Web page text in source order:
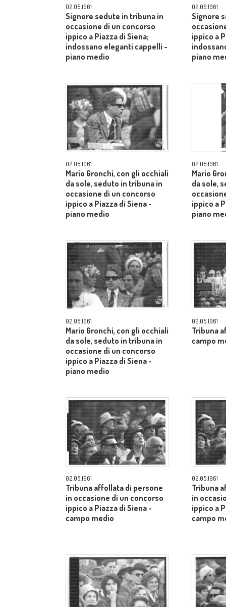
02.05.1961
Signore sedute in tribuna in
occasione di un concorso
ippico a Piazza di Siena;
indossano eleganti cappelli -
piano medio
02.05.1961
Signore
ippico a
piano
02.05.1961
Mario Gronchi, con gli occhiali
da sole, seduto in tribuna in
occasione di un concorso
ippico a Piazza di Siena -
piano medio
02.05.1961
Mario
da sole,
ippico a
piano
02.05.1961
Mario Gronchi, con gli occhiali
da sole, seduto in tribuna in
occasione di un concorso
ippico a Piazza di Siena -
piano medio
02.05.1961
Tribuna
campo
02.05.1961
Tribuna affollata di persone
in occasione di un concorso
ippico a Piazza di Siena -
campo medio
02.05.1961
Tribuna
in
ippico a
campo